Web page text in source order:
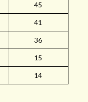
45
41
36
15
14